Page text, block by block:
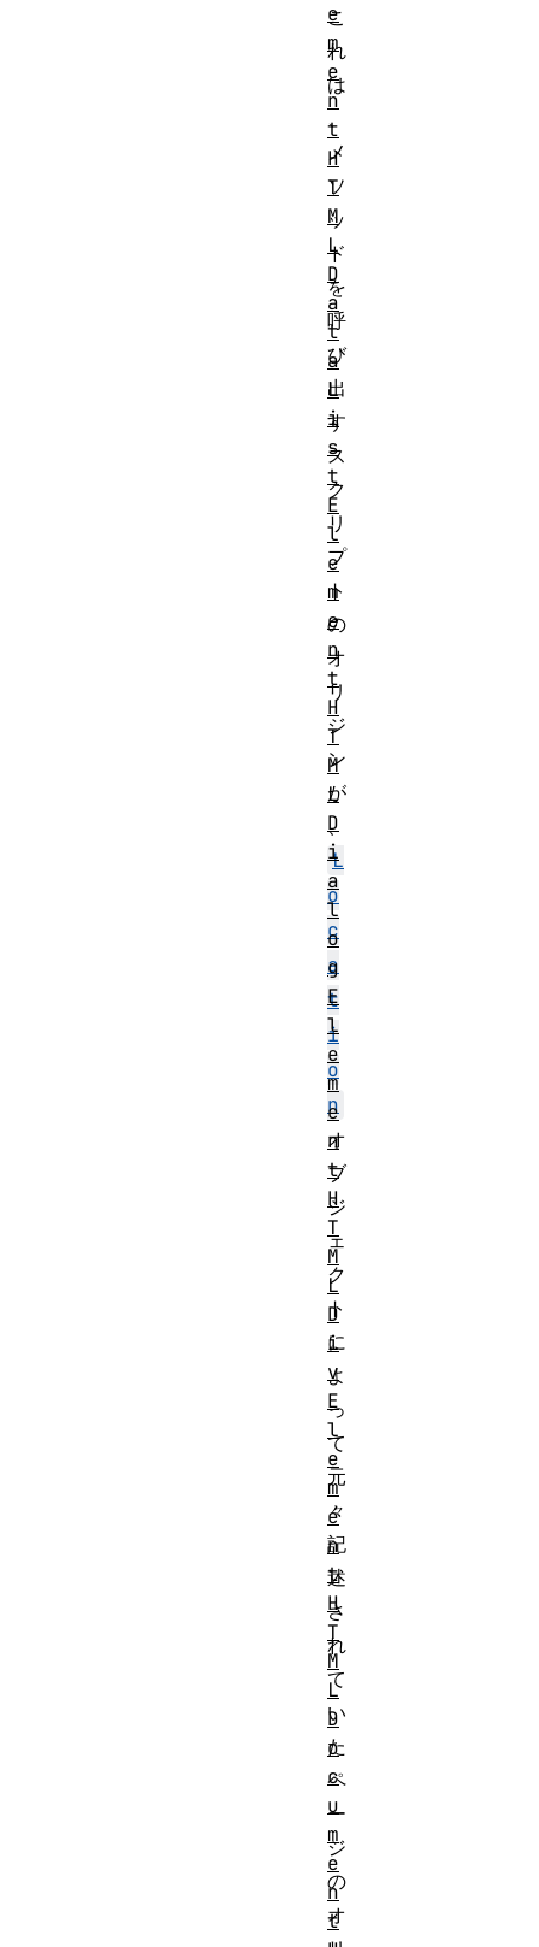
こ
れ
は
、
メ
ソ
ッ
ド
を
呼
び
出
す
ス
ク
リ
プ
ト
の
オ
リ
ジ
ン
が
、
L
o
c
a
t
i
o
n
オ
ブ
ジ
ェ
ク
ト
に
よ
っ
て
元
々
記
述
さ
れ
て
い
た
ペ
ー
ジ
の
オ
e
m
e
n
t
H
T
M
L
D
a
t
a
L
i
s
t
E
l
e
m
e
n
t
H
T
M
L
D
i
a
l
o
g
E
l
e
m
e
n
t
H
T
M
L
D
i
v
E
l
e
m
e
n
t
H
T
M
L
D
o
c
u
m
e
n
t